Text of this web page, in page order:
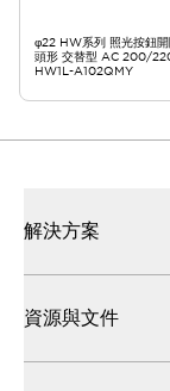
φ22 HW系列 照光按鈕開關 平
頭形 交替型 AC 200/220V
HW1L-A102QMY
解決方案
資源與文件